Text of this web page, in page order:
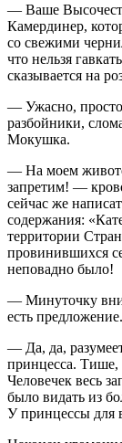
— Ваше
Камердинер,
со свежими
что нельзя
сказывается на
— Ужасно,
разбойники,
Мокушка.
— На моем животе
запретим! —
сейчас же
содержания:
территории
провинившихся
неповадно было!
— Минуточку
есть предложение.
— Да, да,
принцесса.
Человечек весь
было видать из
У принцессы для